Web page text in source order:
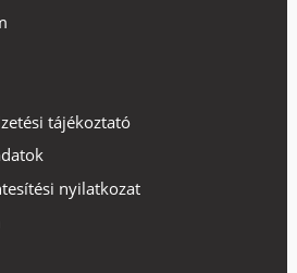
tájékoztató
nyilatkozat